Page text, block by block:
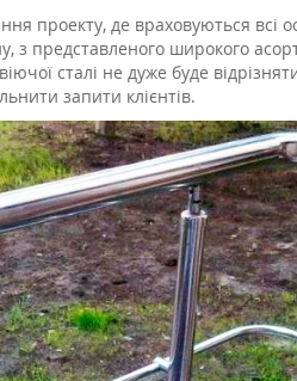
проекту, де враховуються всі
з представленого широкого
сталі не дуже буде
запити клієнтів.